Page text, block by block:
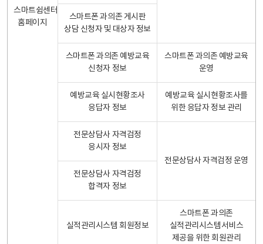
스마트쉼센터
홈페이지
스마트폰 과의존 게시판
상담 신청자 및 대상자 정보
스마트폰 과의존 예방교육
신청자 정보
스마트폰 과의존 예방교육
운영
예방교육 실시현황조사
응답자 정보
예방교육 실시현황조사를
위한 응답자 정보 관리
전문상담사 자격검정
응시자 정보
전문상담사 자격검정 운영
전문상담사 자격검정
합격자 정보
실적관리시스템 회원정보
스마트폰 과의존
실적관리시스템서비스
제공을 위한 회원관리